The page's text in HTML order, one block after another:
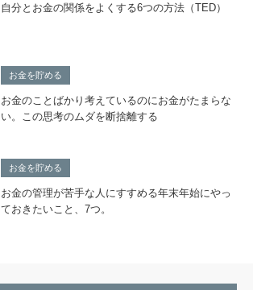
自分とお金の関係をよくする6つの方法（TED）
お金を貯める
お金のことばかり考えているのにお金がたまらな
い。この思考のムダを断捨離する
お金を貯める
お金の管理が苦手な人にすすめる年末年始にやっ
ておきたいこと、7つ。